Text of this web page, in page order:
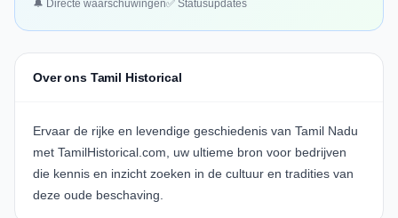
🔔 Directe waarschuwingen✅ Statusupdates
Over ons Tamil Historical
Ervaar de rijke en levendige geschiedenis van Tamil Nadu
met TamilHistorical.com, uw ultieme bron voor bedrijven
die kennis en inzicht zoeken in de cultuur en tradities van
deze oude beschaving.